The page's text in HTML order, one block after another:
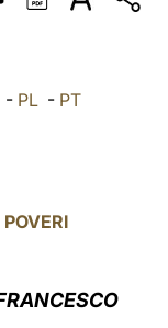
DEUTSCH
العربيّة - PL - PT